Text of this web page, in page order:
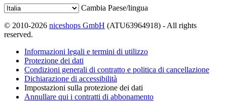
Cambia Paese/lingua
© 2010-2026 niceshops GmbH (ATU63964918) - All rights
reserved.
Informazioni legali e termini di utilizzo
Protezione dei dati
Condizioni generali di contratto e politica di cancellazione
Dichiarazione di accessibilità
Impostazioni sulla protezione dei dati
Annullare qui i contratti di abbonamento